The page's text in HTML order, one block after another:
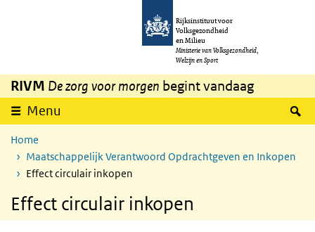
Overslaan en naar de inhoud gaan
Rijksinstituut voor
Volksgezondheid
en Milieu
Ministerie van Volksgezondheid,
Welzijn en Sport
RIVM De zorg voor morgen begint vandaag
Menu
Home
Maatschappelijk Verantwoord Opdrachtgeven en Inkopen
Effect circulair inkopen
Effect circulair inkopen